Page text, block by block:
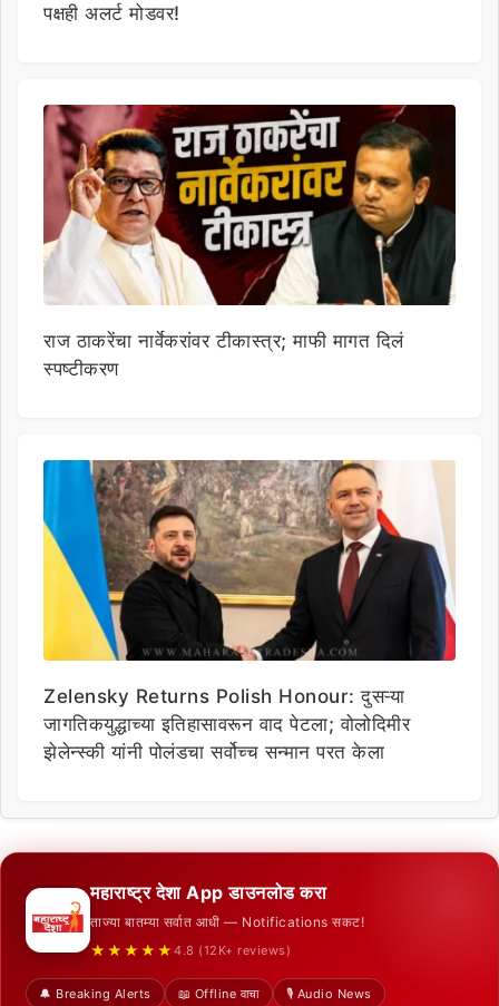
पक्षही अलर्ट मोडवर!
राज ठाकरेंचा नार्वेकरांवर टीकास्त्र; माफी मागत दिलं
स्पष्टीकरण
Zelensky Returns Polish Honour: दुसऱ्या
जागतिकयुद्धाच्या इतिहासावरून वाद पेटला; वोलोदिमीर
झेलेन्स्की यांनी पोलंडचा सर्वोच्च सन्मान परत केला
महाराष्ट्र देशा App डाउनलोड करा
ताज्या बातम्या सर्वात आधी — Notifications सकट!
★★★★★ 4.8 (12K+ reviews)
🔔 Breaking Alerts 📖 Offline वाचा
🎙️ Audio News